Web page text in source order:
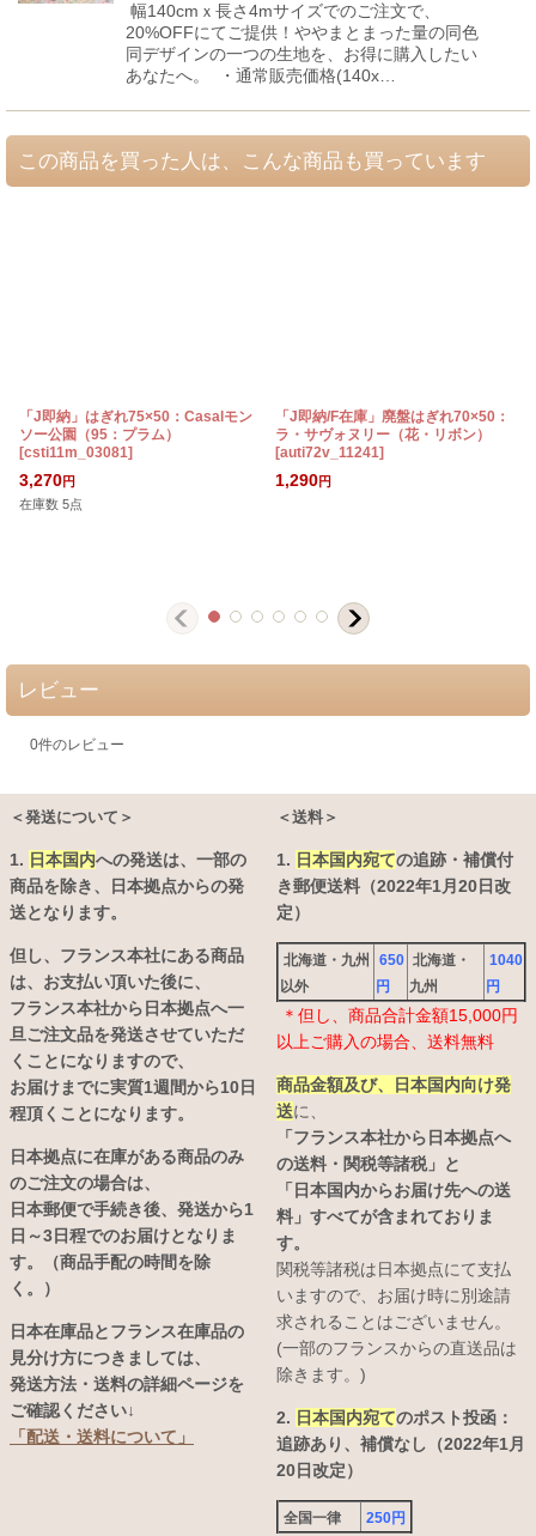
幅140cmｘ長さ4mサイズでのご注文で、
20%OFFにてご提供！ややまとまった量の同色
同デザインの一つの生地を、お得に購入したい
あなたへ。 ・通常販売価格(140x…
この商品を買った人は、こんな商品も買っています
「J即納」はぎれ75×50：Casalモン
ソー公園（95：プラム）
[csti11m_03081]
3,270円
在庫数 5点
「J即納/F在庫」廃盤はぎれ70×50：
ラ・サヴォヌリー（花・リボン）
[auti72v_11241]
1,290円
レビュー
0件のレビュー
＜発送について＞
1. 日本国内への発送は、 一部の
商品を除き、日本拠点からの発
送となります。
但し、フランス本社にある商品
は、お支払い頂いた後に、
フランス本社から日本拠点へ一
旦ご注文品を発送させていただ
くことになりますので、
お届けまでに実質1週間から10日
程頂くことになります。
日本拠点に在庫がある商品のみ
のご注文の場合は、
日本郵便で手続き後、発送から1
日～3日程でのお届けとなりま
す。（商品手配の時間を除
く。）
日本在庫品とフランス在庫品の
見分け方につきましては、
発送方法・送料の詳細ページを
ご確認ください↓
「配送・送料について」
＜送料＞
1. 日本国内宛ての追跡・補償付
き郵便送料（2022年1月20日改
定）
北海道・九州
以外
650
円
北海道・
九州
1040
円
＊但し、商品合計金額15,000円
以上ご購入の場合、送料無料
商品金額及び、日本国内向け発
送に、
「フランス本社から日本拠点へ
の送料・関税等諸税」と
「日本国内からお届け先への送
料」すべてが含まれておりま
す。
関税等諸税は日本拠点にて支払
いますので、お届け時に別途請
求されることはございません。
(一部のフランスからの直送品は
除きます。)
2. 日本国内宛てのポスト投函：
追跡あり、補償なし（2022年1月
20日改定）
全国一律 250円